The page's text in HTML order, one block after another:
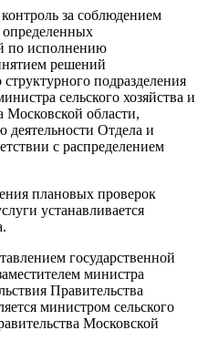
за соблюдением
определенных
по исполнению
решений
подразделения
сельского хозяйства и
Московской области,
Отдела и
с распределением
плановых проверок
устанавливается
государственной
министра
Правительства
министром сельского
Московской